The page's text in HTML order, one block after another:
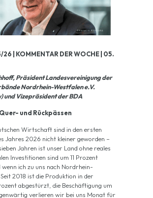
26 | KOMMENTAR DER WOCHE | 05.
Präsident Landesvereinigung der
Nordrhein-Westfalen e.V.
und Vizepräsident der BDA
und Rückpässen
Wirtschaft sind in den ersten
Jahres 2026 nicht kleiner geworden –
Jahren ist unser Land ohne reales
Investitionen sind um 11 Prozent
wenn ich zu uns nach Nordrhein-
2018 ist die Produktion in der
abgestürzt, die Beschäftigung um
verlieren wir bei uns Monat für